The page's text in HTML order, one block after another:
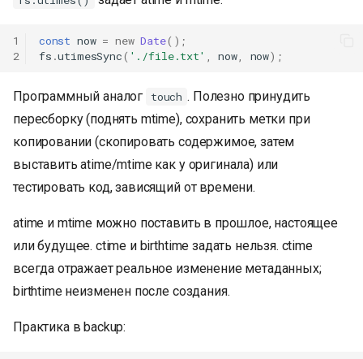
1
2
const now = new Date();
fs .utimesSync( './file.txt' , now, now);
Программный аналог touch . Полезно принудить
пересборку (поднять mtime), сохранить метки при
копировании (скопировать содержимое, затем
выставить atime/mtime как у оригинала) или
тестировать код, зависящий от времени.
atime и mtime можно поставить в прошлое, настоящее
или будущее. ctime и birthtime задать нельзя. ctime
всегда отражает реальное изменение метаданных;
birthtime неизменен после создания.
Практика в backup: